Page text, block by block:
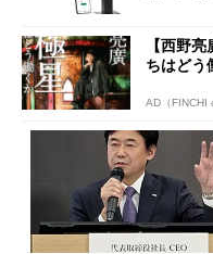
【西野
ちはどう
AD（FINCHI